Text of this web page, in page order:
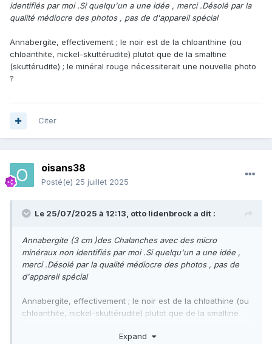
identifiés par moi .Si quelqu'un a une idée , merci .Désolé par la
qualité médiocre des photos , pas de d'appareil spécial
Annabergite, effectivement ; le noir est de la chloanthine (ou
chloanthite, nickel-skuttérudite) plutot que de la smaltine
(skuttérudite) ; le minéral rouge nécessiterait une nouvelle photo
?
Citer
oisans38
Posté(e) 25 juillet 2025
Le 25/07/2025 à 12:13, otto lidenbrocka dit :
Annabergite (3 cm )des Chalanches avec des micro
minéraux non identifiés par moi .Si quelqu'un a une idée ,
merci .Désolé par la qualité médiocre des photos , pas de
d'appareil spécial
Annabergite, effectivement ; le noir est de la chloathine (ou
chloanthite, nickel-skuttérudite) plutot que de la smaltine
Expand